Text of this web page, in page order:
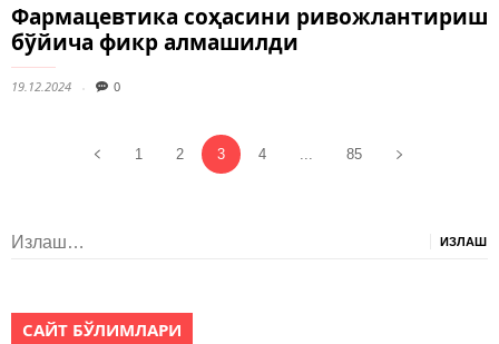
Фармацевтика соҳасини ривожлантириш
бўйича фикр алмашилди
19.12.2024 0
1 2 3 4 ... 85
Излаш:
САЙТ БЎЛИМЛАРИ